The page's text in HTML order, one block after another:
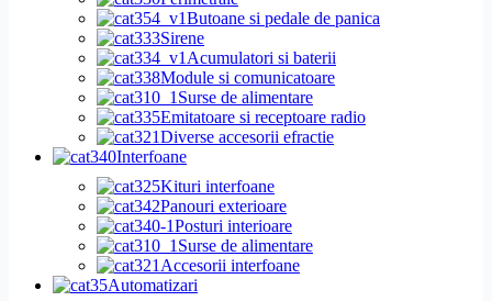
Butoane si pedale de panica
Sirene
Acumulatori si baterii
Module si comunicatoare
Surse de alimentare
Emitatoare si receptoare radio
Diverse accesorii efractie
Interfoane
Kituri interfoane
Panouri exterioare
Posturi interioare
Surse de alimentare
Accesorii interfoane
Automatizari